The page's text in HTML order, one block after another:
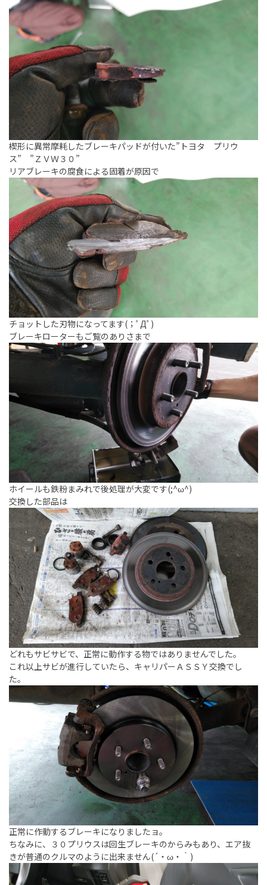
楔形に異常摩耗したブレーキパッドが付いた”トヨタ プリウ
ス” ”ＺＶＷ３０”
リアブレーキの腐食による固着が原因で
チョットした刃物になってます(；ﾟДﾟ)
ブレーキローターもご覧のありさまで
ホイールも鉄粉まみれで後処理が大変です(;^ω^)
交換した部品は
どれもサビサビで、正常に動作する物ではありませんでした。
これ以上サビが進行していたら、キャリパーＡＳＳＹ交換でし
た。
正常に作動するブレーキになりましたョ。
ちなみに、３０プリウスは回生ブレーキのからみもあり、エア抜
きが普通のクルマのように出来ません(´・ω・｀)